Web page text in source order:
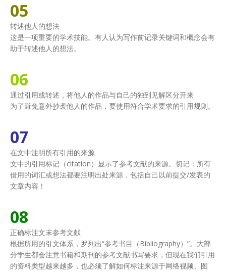
05
转述他人的想法
这是一项重要的学术技能。有人认为写作前记录关键词和概念会有
助于转述他人的想法。
06
通过引用或转述，将他人的作品与自己的独到见解区分开来
为了避免意外抄袭他人的作品，要使用符合学术要求的引用规则。
07
在文中注明所有引用的来源
文中的引用标记（citation）显示了参考文献的来源。切记：所有
借用的词汇或想法都要注明出处来源，包括自己以前提交/发表的
文章内容！
08
正确标注文末参考文献
根据所用的引文体系，罗列出“参考书目（Bibliography）”。大部
分学生都会注意书籍和期刊的参考文献书写要求，但现在我们引用
的资料类型越来越多，也必须了解如何标注来源于网络视频、图